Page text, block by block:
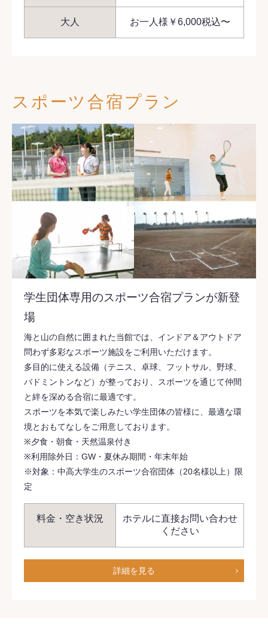
大人 お一人様￥6,000税込〜
スポーツ合宿プラン
学生団体専用のスポーツ合宿プランが新登
場
海と山の自然に囲まれた当館では、インドア＆アウトドア
問わず多彩なスポーツ施設をご利用いただけます。
多目的に使える設備（テニス、卓球、フットサル、野球、
バドミントンなど）が整っており、スポーツを通じて仲間
と絆を深める合宿に最適です。
スポーツを本気で楽しみたい学生団体の皆様に、最適な環
境とおもてなしをご用意しております。
※夕食・朝食・天然温泉付き
※利用除外日：GW・夏休み期間・年末年始
※対象：中高大学生のスポーツ合宿団体（20名様以上）限
定
料金・空き状況
ホテルに直接お問い合わせ
ください
詳細を見る